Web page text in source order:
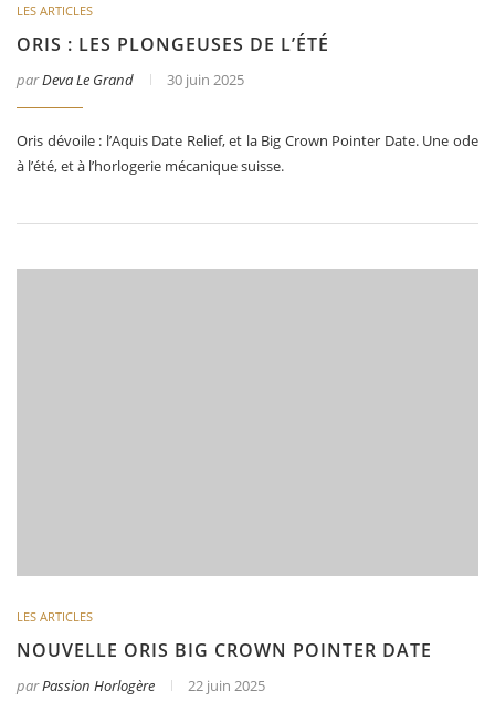
LES ARTICLES
ORIS : LES PLONGEUSES DE L’ÉTÉ
parDeva Le Grand 30 juin 2025
Oris dévoile : l’Aquis Date Relief, et la Big Crown Pointer Date. Une ode
à l’été, et à l’horlogerie mécanique suisse.
LES ARTICLES
NOUVELLE ORIS BIG CROWN POINTER DATE
parPassion Horlogère 22 juin 2025